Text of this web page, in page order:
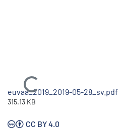
Ladataan...
euvaa_2019_2019-05-28_sv.pdf
315.13 KB
CC BY 4.0